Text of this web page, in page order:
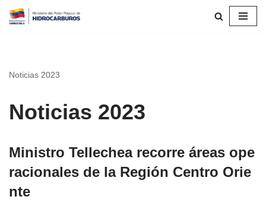
Noticias 2023
Noticias 2023
Ministro Tellechea recorre áreas ope
racionales de la Región Centro Orie
nte